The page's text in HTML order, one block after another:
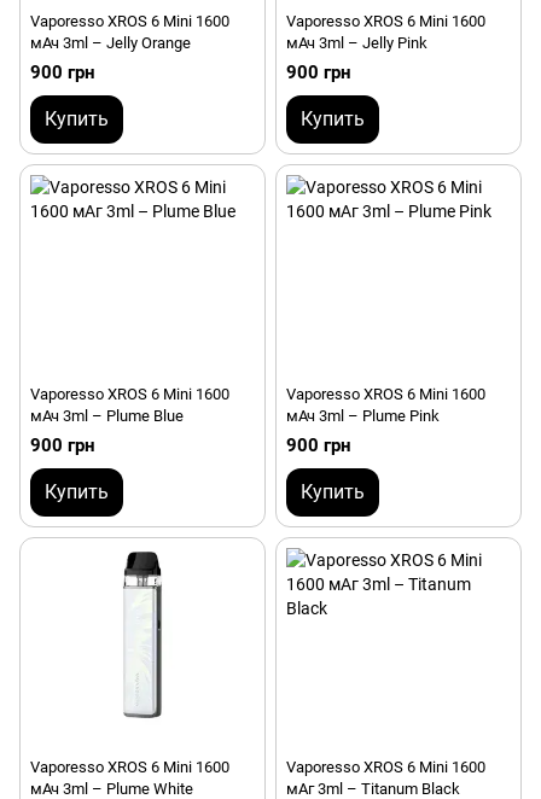
Vaporesso XROS 6 Mini 1600
мАч 3ml – Jelly Orange
900 грн
Купить
Vaporesso XROS 6 Mini 1600
мАч 3ml – Jelly Pink
900 грн
Купить
Vaporesso XROS 6 Mini 1600
мАч 3ml – Plume Blue
900 грн
Купить
Vaporesso XROS 6 Mini 1600
мАч 3ml – Plume Pink
900 грн
Купить
Vaporesso XROS 6 Mini 1600
мАч 3ml – Plume White
Vaporesso XROS 6 Mini 1600
мАг 3ml – Titanum Black